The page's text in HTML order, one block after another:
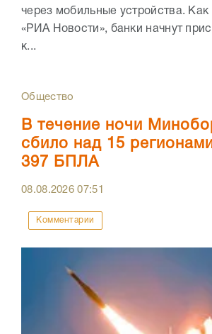
через мобильные устройства.
«РИА Новости», банки начнут
к...
Общество
В течение ночи
сбило над 15
397 БПЛА
08.08.202607:51
Комментарии